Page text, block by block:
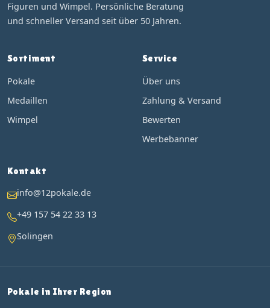
Figuren und Wimpel. Persönliche Beratung
und schneller Versand seit über 50 Jahren.
Sortiment
Pokale
Medaillen
Wimpel
Service
Über uns
Zahlung & Versand
Bewerten
Werbebanner
Kontakt
info@12pokale.de
+49 157 54 22 33 13
Solingen
Pokale in Ihrer Region